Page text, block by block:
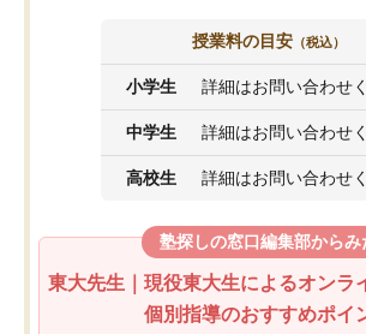
授業料の目安 （税込）
小学生 詳細はお問い合わせ
中学生 詳細はお問い合わせ
高校生 詳細はお問い合わせ
塾探しの窓口編集部からみ
東大先生｜現役東大生によるオンラ
個別指導のおすすめポイ